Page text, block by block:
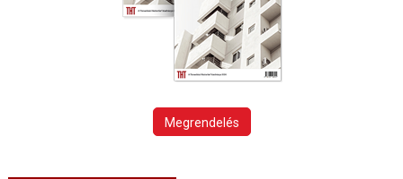
Megrendelés